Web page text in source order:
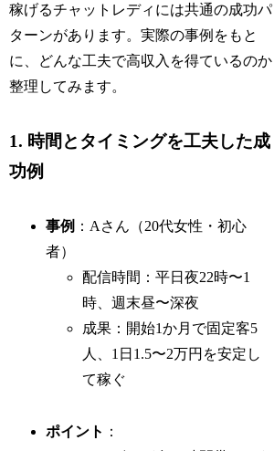
稼げるチャットレディには共通の成功パ
ターンがあります。実際の事例をもと
に、どんな工夫で高収入を得ているのか
整理してみます。
1. 時間とタイミングを工夫した成
功例
事例 ：Aさん（20代女性・初心
者）
配信時間：平日夜22時〜1
時、週末昼〜深夜
成果：開始1か月で固定客5
人、1日1.5〜2万円を安定し
て稼ぐ
ポイント ：